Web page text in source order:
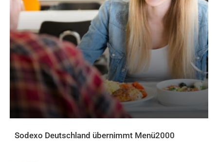
Sodexo Deutschland übernimmt Menü2000